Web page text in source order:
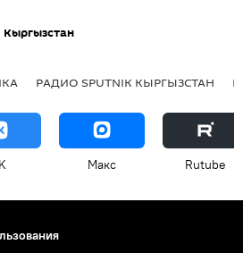
Кыргызстан
РАДИО SPUTNIK КЫРГЫЗСТАН
Макс Rutube